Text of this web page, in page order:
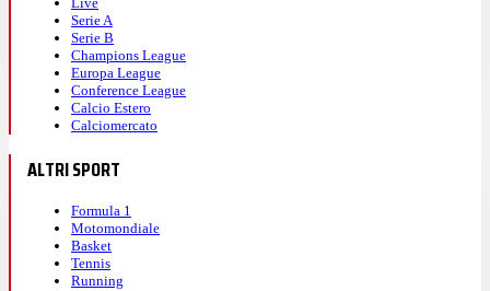
Serie A
Serie B
Champions League
Europa League
Conference League
Calcio Estero
Calciomercato
ALTRI SPORT
Formula 1
Motomondiale
Basket
Tennis
Running